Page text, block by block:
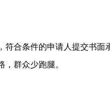
合条件的申请人提交书
群众少跑腿。